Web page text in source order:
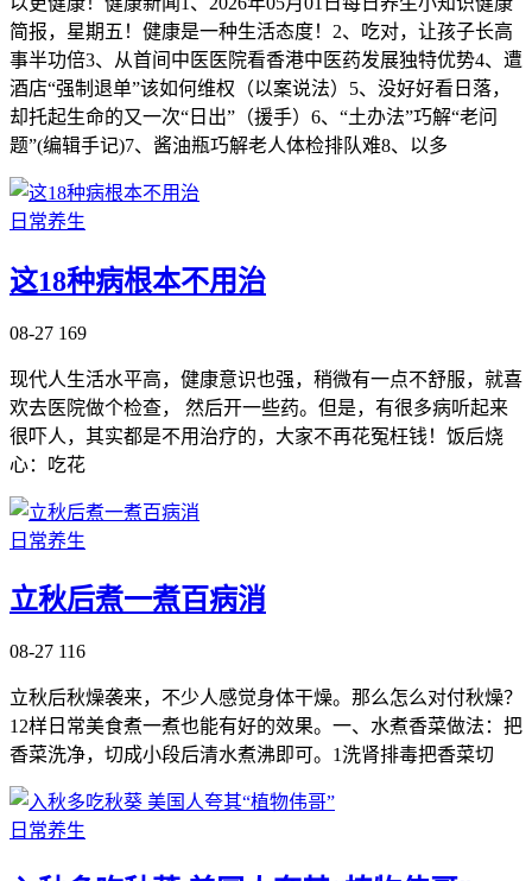
简报，星期五！健康是一种生活态度！2、吃对，让孩子长高
事半功倍3、从首间中医医院看香港中医药发展独特优势4、遭
酒店“强制退单”该如何维权（以案说法）5、没好好看日落，
却托起生命的又一次“日出”（援手）6、“土办法”巧解“老问
题”(编辑手记)7、酱油瓶巧解老人体检排队难8、以多
日常养生
这18种病根本不用治
08-27 169
现代人生活水平高，健康意识也强，稍微有一点不舒服，就喜
欢去医院做个检查， 然后开一些药。但是，有很多病听起来
很吓人，其实都是不用治疗的，大家不再花冤枉钱！饭后烧
心：吃花
日常养生
立秋后煮一煮百病消
08-27 116
立秋后秋燥袭来，不少人感觉身体干燥。那么怎么对付秋燥？
12样日常美食煮一煮也能有好的效果。一、水煮香菜做法：把
香菜洗净，切成小段后清水煮沸即可。1洗肾排毒把香菜切
日常养生